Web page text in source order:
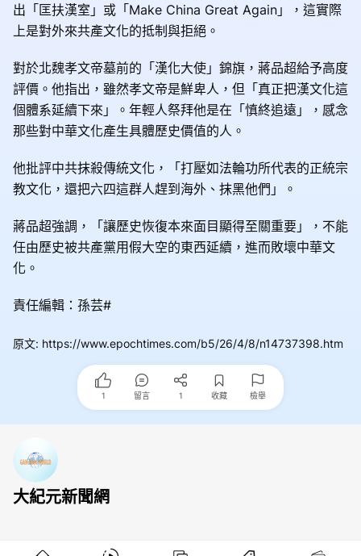
出「匡扶漢室」或「Make China Great Again」，這實際
上是對外來共產文化的抵制與拒絕。
對於北魏孝文帝墓前的「漢化大使」錦旗，蔣品超給予高度
評價。他指出，雖然孝文帝是鮮卑人，但「真正把漢文化這
個體系延續下來」。年輕人祭拜他是在「慎終追遠」，感念
那些對中華文化產生具體歷史價值的人。
他批評中共抹殺傳統文化，「打壓如法輪功所代表的正統宗
教文化，還把六四這群人趕到海外、抹黑他們」。
蔣品超強調，「讓歷史恢復本來面目顯得至關重要」，不能
任由歷史被共產黨用假大空的東西延續，進而敗壞中華文
化。
責任編輯：孫芸#
原文: https://www.epochtimes.com/b5/26/4/8/n14737398.htm
1 留言 1 收藏 檢舉
大紀元新聞網